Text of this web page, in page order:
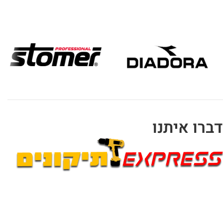
דברו איתנו